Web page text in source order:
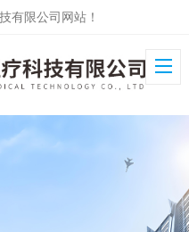
有限公司网站！